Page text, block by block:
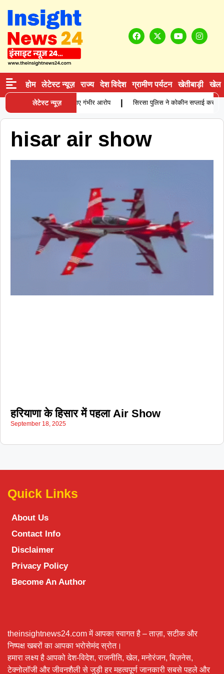
होम लेटेस्ट न्यूज़ राज्य देश विदेश ग्रामीण पर्यटन खेतीबाड़ी खेल
लेटेस्ट न्यूज़
की मौत, परिजनों ने लगाए गंभीर आरोप सिरसा पुलिस ने कोकीन सप्लाई करने
hisar air show
हरियाणा के हिसार में पहला Air Show
September 18, 2025
Quick Links
About Us
Contact Info
Disclaimer
Privacy Policy
Become An Author
theinsightnews24.com में आपका स्वागत है – ताज़ा, सटीक और
निष्पक्ष खबरों का आपका भरोसेमंद स्रोत।
हमारा लक्ष्य है आपको देश-विदेश, राजनीति, खेल, मनोरंजन, बिज़नेस,
टेक्नोलॉजी और जीवनशैली से जुड़ी हर महत्वपूर्ण जानकारी सबसे पहले और